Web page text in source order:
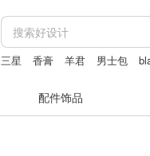
三星 香膏 羊君 男士包
配件饰品